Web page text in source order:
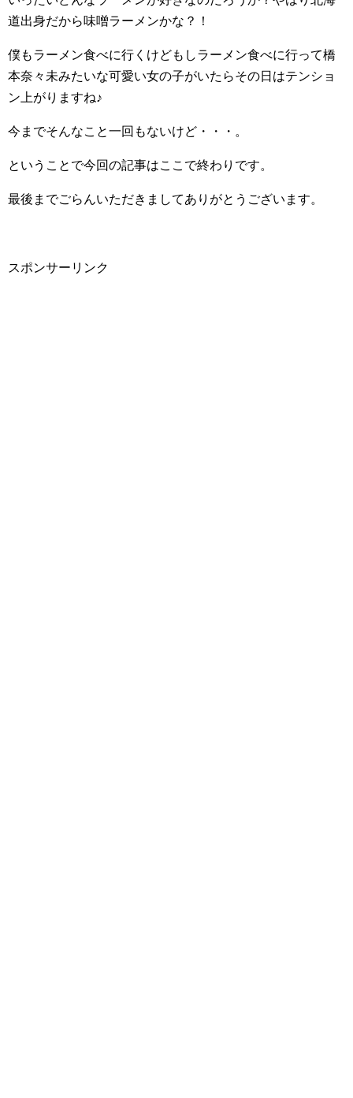
道出身だから味噌ラーメンかな？！
僕もラーメン食べに行くけどもしラーメン食べに行って橋
本奈々未みたいな可愛い女の子がいたらその日はテンショ
ン上がりますね♪
今までそんなこと一回もないけど・・・。
ということで今回の記事はここで終わりです。
最後までごらんいただきましてありがとうございます。
スポンサーリンク